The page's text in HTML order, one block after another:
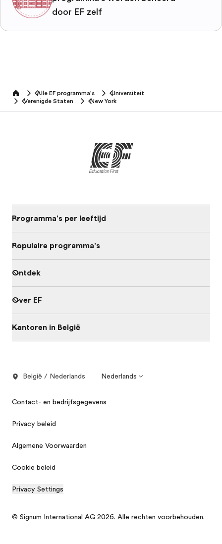
door EF zelf
home Alle EF programma's
Universiteit
Verenigde Staten
New York
Programma's per leeftijd
Populaire programma's
Ontdek
Over EF
Kantoren in België
België / Nederlands Nederlands
Contact- en bedrijfsgegevens
Privacy beleid
Algemene Voorwaarden
Cookie beleid
Privacy Settings
© Signum International AG 2026. Alle rechten voorbehouden.